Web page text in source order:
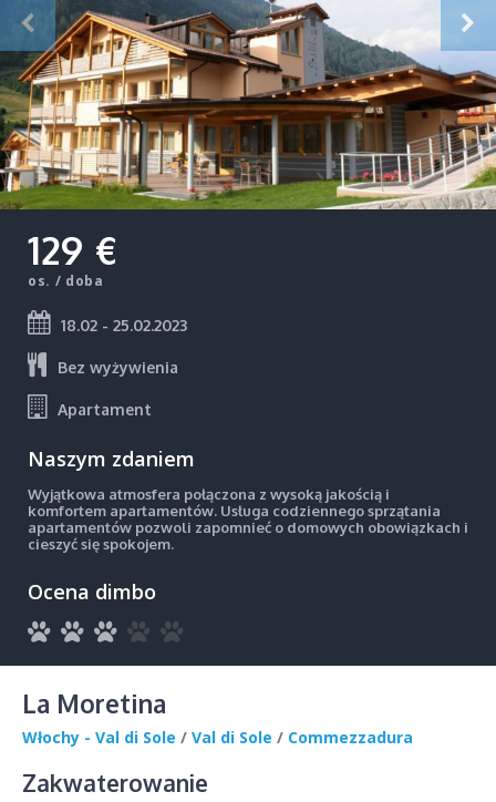
129 €
os. / doba
18.02 - 25.02.2023
Bez wyżywienia
Apartament
Naszym zdaniem
Wyjątkowa atmosfera połączona z wysoką jakością i
komfortem apartamentów. Usługa codziennego sprzątania
apartamentów pozwoli zapomnieć o domowych obowiązkach i
cieszyć się spokojem.
Ocena dimbo
La Moretina
Włochy - Val di Sole / Val di Sole / Commezzadura
Zakwaterowanie